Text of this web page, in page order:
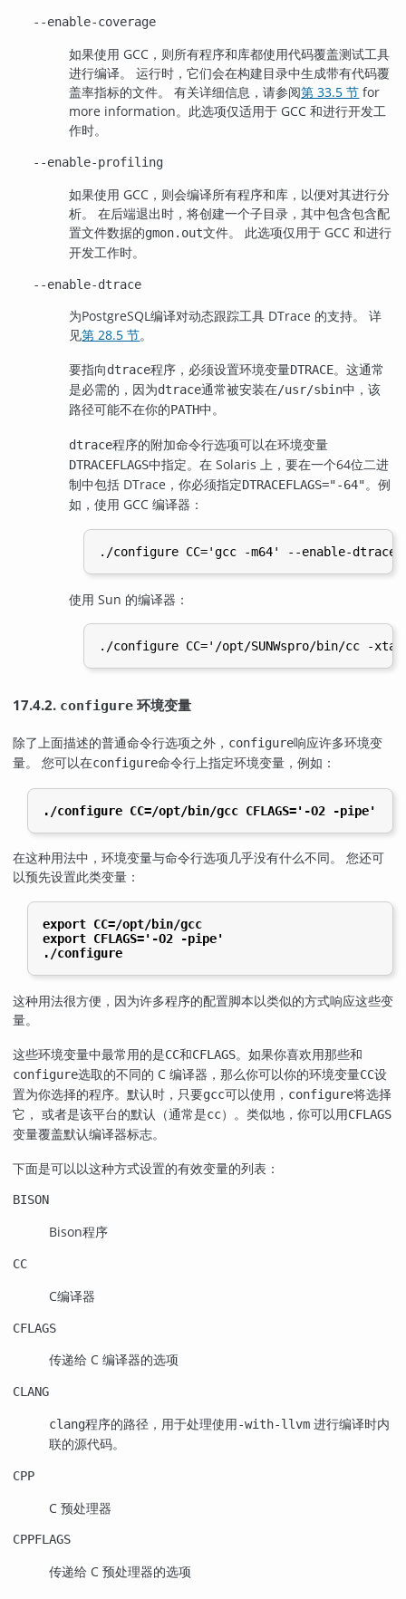
--enable-coverage
如果使用 GCC，则所有程序和库都使用代码覆盖测试工具
进行编译。 运行时，它们会在构建目录中生成带有代码覆
盖率指标的文件。有关详细信息，请参阅第 33.5 节 for
more information。 此选项仅适用于 GCC 和进行开发工
作时。
--enable-profiling
如果使用 GCC，则会编译所有程序和库，以便对其进行分
析。 在后端退出时，将创建一个子目录，其中包含包含配
置文件数据的gmon.out文件。 此选项仅用于 GCC 和进行
开发工作时。
--enable-dtrace
为PostgreSQL编译对动态跟踪工具 DTrace 的支持。 详
见第 28.5 节。
要指向dtrace程序，必须设置环境变量DTRACE。这通常
是必需的，因为dtrace通常被安装在/usr/sbin中，该
路径可能不在你的PATH中。
dtrace程序的附加命令行选项可以在环境变量
DTRACEFLAGS中指定。在 Solaris 上，要在一个64位二进
制中包括 DTrace，你必须指定DTRACEFLAGS="-64"。例
如，使用 GCC 编译器：
使用 Sun 的编译器：
17.4.2. configure 环境变量
除了上面描述的普通命令行选项之外， configure响应许多环境变
量。 您可以在configure命令行上指定环境变量，例如：
./configure CC=/opt/bin/gcc CFLAGS='-O2 -pipe'
在这种用法中，环境变量与命令行选项几乎没有什么不同。 您还可
以预先设置此类变量：
export CC=/opt/bin/gcc
export CFLAGS='-O2 -pipe'
./configure
这种用法很方便，因为许多程序的配置脚本以类似的方式响应这些变
量。
这些环境变量中最常用的是CC和CFLAGS。如果你喜欢用那些和
configure选取的不同的 C 编译器，那么你可以你的环境变量CC设
置为你选择的程序。默认时，只要gcc可以使用， configure将选择
它， 或者是该平台的默认（通常是cc）。类似地，你可以用CFLAGS
变量覆盖默认编译器标志。
下面是可以以这种方式设置的有效变量的列表：
BISON
Bison程序
CC
C编译器
CFLAGS
传递给 C 编译器的选项
CLANG
clang程序的路径，用于处理使用-with-llvm 进行编译时内
联的源代码。
CPP
C 预处理器
CPPFLAGS
传递给 C 预处理器的选项